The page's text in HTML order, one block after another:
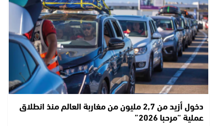
دخول أزيد من 2,7 مليون من مغاربة العالم منذ انطلاق
عملية “مرحبا 2026”